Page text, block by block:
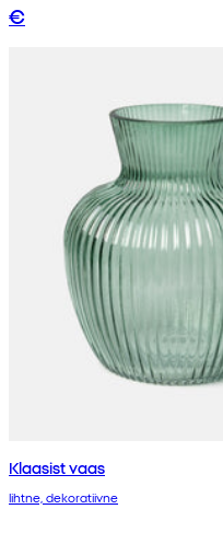
€
Klaasist vaas
lihtne, dekoratiivne